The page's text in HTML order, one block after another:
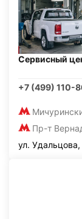
Сервисный
+7 (499) 110-
Пр-т
ул.